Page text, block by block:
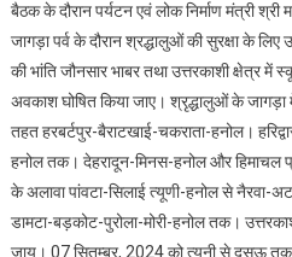
बैठक के दौरान पर्यटन एवं लोक निर्माण मंत्री श्री
जागड़ा पर्व के दौरान श्रद्धालुओं की सुरक्षा के
की भांति जौनसार भाबर तथा उत्तरकाशी क्षेत्र में
अवकाश घोषित किया जाए। श्रृद्धालुओं के जागड़ा
तहत हरबर्टपुर-बैराटखाई-चकराता-हनोल।
हनोल तक। देहरादून-मिनस-हनोल और हिमाचल
के अलावा पांवटा-सिलाई त्यूणी-हनोल से नैरवा-
डामटा-बड़कोट-पुरोला-मोरी-हनोल तक।
जाय। 07 सितम्बर, 2024 को त्यूनी से दसऊ